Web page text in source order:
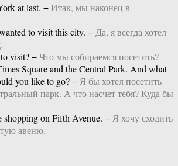
at last. −Итак, мы наконец в
to visit this city. − Да, я всегда хотел
visit? −Что мы собираемся посетить?
Square and the Central Park. And what
you like to go? − Я бы хотел посетить
парк. А что насчет тебя? Куда бы
shopping on Fifth Avenue. − Я хочу сходить
авеню.